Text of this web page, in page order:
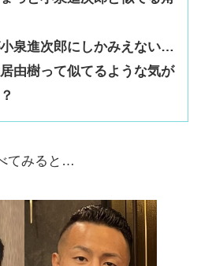
泉進次郎にしかみえない…
由樹って似てるような気が
てみると…